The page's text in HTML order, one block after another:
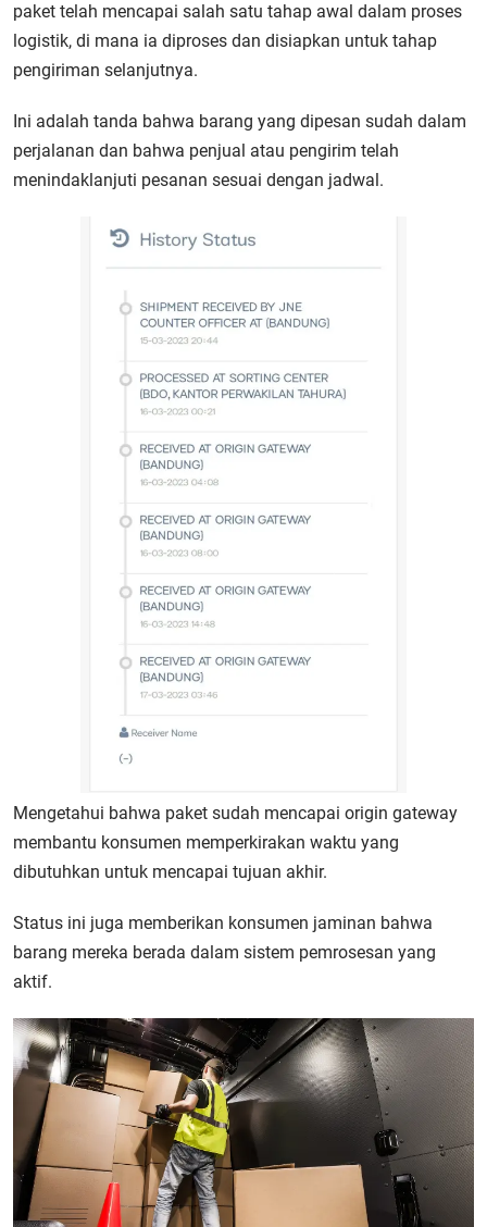
paket telah mencapai salah satu tahap awal dalam proses
logistik, di mana ia diproses dan disiapkan untuk tahap
pengiriman selanjutnya.
Ini adalah tanda bahwa barang yang dipesan sudah dalam
perjalanan dan bahwa penjual atau pengirim telah
menindaklanjuti pesanan sesuai dengan jadwal.
Mengetahui bahwa paket sudah mencapai origin gateway
membantu konsumen memperkirakan waktu yang
dibutuhkan untuk mencapai tujuan akhir.
Status ini juga memberikan konsumen jaminan bahwa
barang mereka berada dalam sistem pemrosesan yang
aktif.